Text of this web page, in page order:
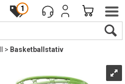
1
> Basketballstativ